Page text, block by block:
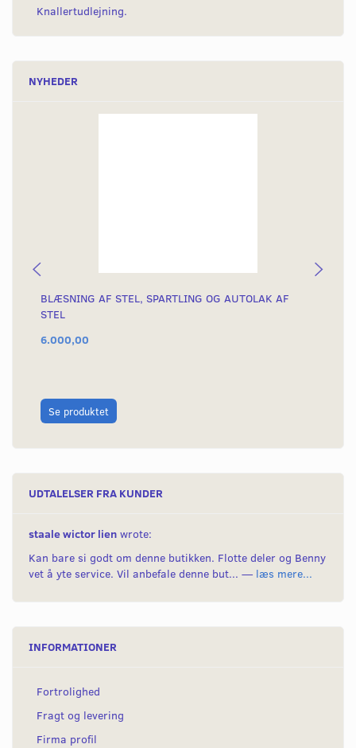
Knallertudlejning.
NYHEDER
BLÆSNING AF STEL, SPARTLING OG AUTOLAK AF
STEL
6.000,00
Se produktet
UDTALELSER FRA KUNDER
staale wictor lien wrote:
Kan bare si godt om denne butikken. Flotte deler og Benny
vet å yte service. Vil anbefale denne but... — læs mere...
INFORMATIONER
Fortrolighed
Fragt og levering
Firma profil